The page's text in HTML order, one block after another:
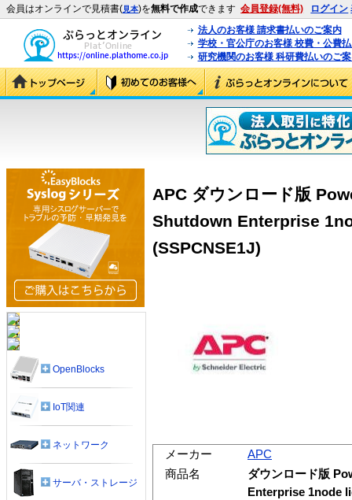
会員はオンラインで見積書(見本)を無料で作成できます 会員登録(無料) ログイン
法人のお客様 請求書払いのご案内
学校・官公庁のお客様 校費・公費
研究機関のお客様 科研費払いのご
APC ダウンロード版
Shutdown Enterprise
(SSPCNSE1J)
メーカー
APC
商品名
ダウンロード版
Enterprise 1node
OpenBlocks
IoT関連
ネットワーク
サーバ・ストレージ